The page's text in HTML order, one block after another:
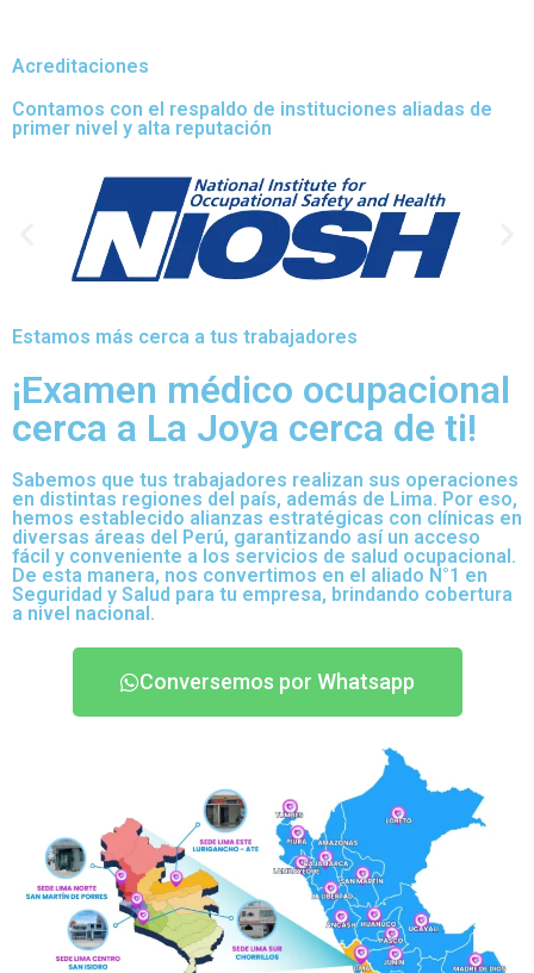
Acreditaciones
Contamos con el respaldo de instituciones aliadas de
primer nivel y alta reputación
Estamos más cerca a tus trabajadores
¡Examen médico ocupacional
cerca a La Joya cerca de ti!
Sabemos que tus trabajadores realizan sus operaciones
en distintas regiones del país, además de Lima. Por eso,
hemos establecido alianzas estratégicas con clínicas en
diversas áreas del Perú, garantizando así un acceso
fácil y conveniente a los servicios de salud ocupacional.
De esta manera, nos convertimos en el aliado N°1 en
Seguridad y Salud para tu empresa, brindando cobertura
a nivel nacional.
Conversemos por Whatsapp